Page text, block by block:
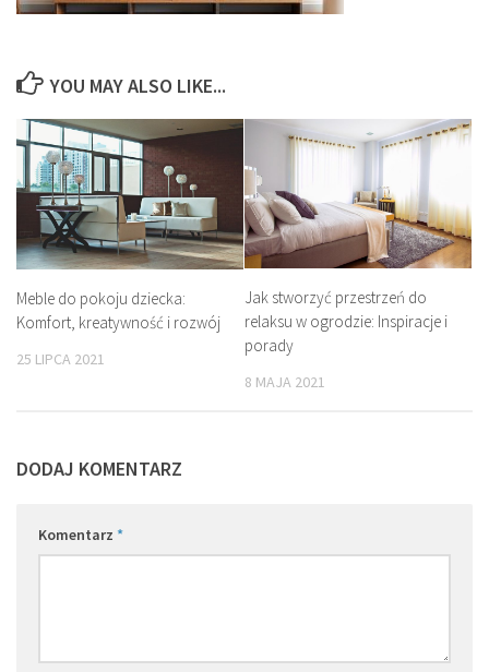
YOU MAY ALSO LIKE...
Meble do pokoju dziecka:
Komfort, kreatywność i rozwój
25 LIPCA 2021
Jak stworzyć przestrzeń do
relaksu w ogrodzie: Inspiracje i
porady
8 MAJA 2021
DODAJ KOMENTARZ
Komentarz *